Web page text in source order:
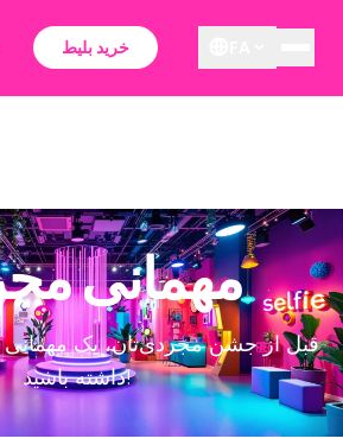
خرید بلیط
مهمانی
قبل از جشن مجردی‌تان، یک
داشته باشید!